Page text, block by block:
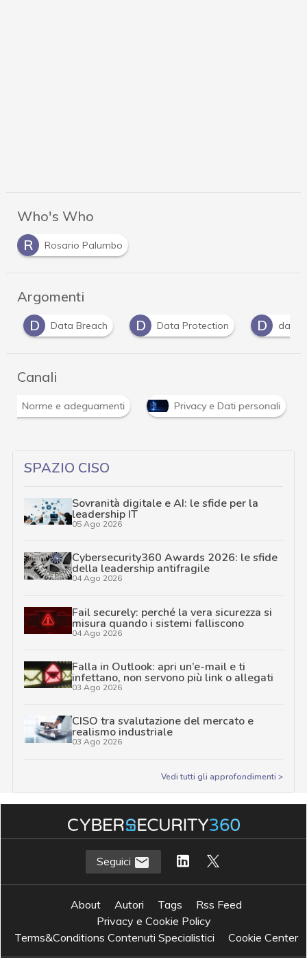
Who's Who
R
Rosario Palumbo
Argomenti
D
Data Breach D Data Protection D dati
Canali
Norme e adeguamenti Privacy e Dati personali
SPAZIO CISO
Sovranità digitale e AI: le sfide per la
leadership IT
05 Ago 2026
Cybersecurity360 Awards 2026: le sfide
della leadership antifragile
04 Ago 2026
Fail securely: perché la vera sicurezza si
misura quando i sistemi falliscono
04 Ago 2026
Falla in Outlook: apri un’e-mail e ti
infettano, non servono più link o allegati
03 Ago 2026
CISO tra svalutazione del mercato e
realismo industriale
03 Ago 2026
Vedi tutti gli approfondimenti >
Seguici
About Autori Tags
Rss Feed
Privacy e Cookie Policy
Terms&Conditions Contenuti Specialistici
Cookie Center